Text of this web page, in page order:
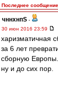
Последнее сообщение
чннхнпS -
30 июн 2016 23:59
харизматичная
за 6 лет
сборную
ну и до сих пор.